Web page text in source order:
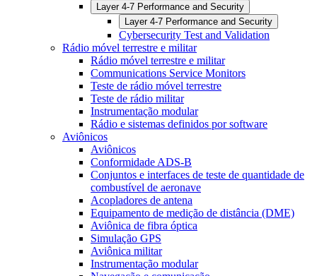
Layer 4-7 Performance and Security
Layer 4-7 Performance and Security
Cybersecurity Test and Validation
Rádio móvel terrestre e militar
Rádio móvel terrestre e militar
Communications Service Monitors
Teste de rádio móvel terrestre
Teste de rádio militar
Instrumentação modular
Rádio e sistemas definidos por software
Aviônicos
Aviônicos
Conformidade ADS-B
Conjuntos e interfaces de teste de quantidade de
combustível de aeronave
Acopladores de antena
Equipamento de medição de distância (DME)
Aviônica de fibra óptica
Simulação GPS
Aviônica militar
Instrumentação modular